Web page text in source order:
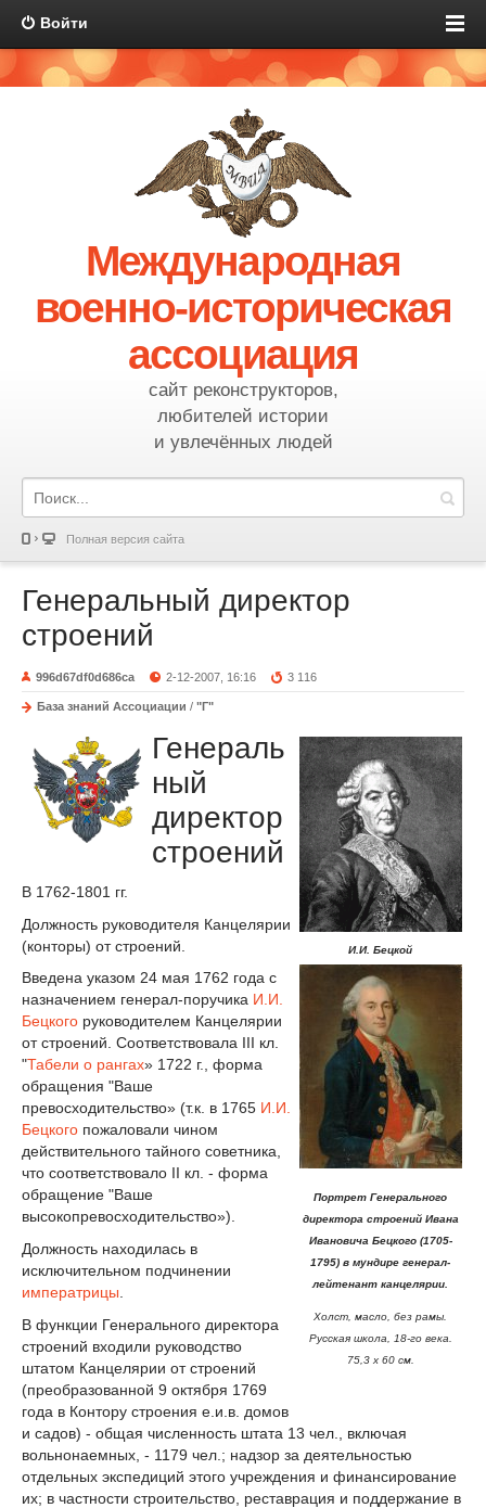
Войти
Международная
военно-историческая
ассоциация
сайт реконструкторов,
любителей истории
и увлечённых людей
Полная версия сайта
Генеральный директор
строений
996d67df0d686ca 2-12-2007, 16:16 3 116
База знаний Ассоциации / "Г"
И.И. Бецкой
Портрет Генерального
директора строений Ивана
Ивановича Бецкого (1705-
1795) в мундире генерал-
лейтенант канцелярии.
Холст, масло, без рамы.
Русская школа, 18-го века.
75,3 х 60 см.
Генераль
ный
директор
строений
В 1762-1801 гг.
Должность руководителя Канцелярии
(конторы) от строений.
Введена указом 24 мая 1762 года с
назначением генерал-поручика И.И.
Бецкого руководителем Канцелярии
от строений. Соответствовала III кл.
"Табели о рангах» 1722 г., форма
обращения "Ваше
превосходительство» (т.к. в 1765 И.И.
Бецкого пожаловали чином
действительного тайного советника,
что соответствовало II кл. - форма
обращение "Ваше
высокопревосходительство»).
Должность находилась в
исключительном подчинении
императрицы
В функции Генерального директора
строений входили руководство
штатом Канцелярии от строений
(преобразованной 9 октября 1769
года в Контору строения е.и.в. домов
и садов) - общая численность штата 13 чел., включая
вольнонаемных, - 1179 чел.; надзор за деятельностью
отдельных экспедиций этого учреждения и финансирование
их; в частности строительство, реставрация и поддержание в